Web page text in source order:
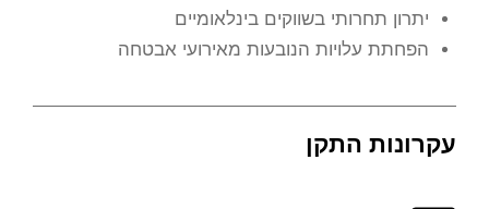
יתרון תחרותי בשווקים בינלאומיים
הפחתת עלויות הנובעות מאירועי אבטחה
עקרונות התקן